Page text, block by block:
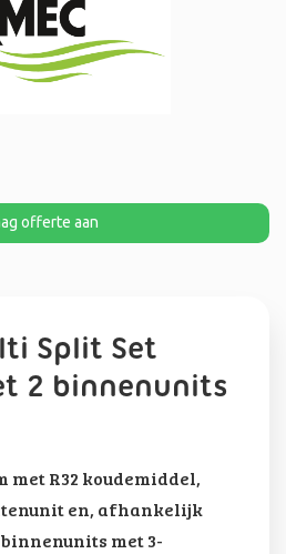
offerte aan
Split Set
2 binnenunits
R32 koudemiddel,
en, afhankelijk
met 3-